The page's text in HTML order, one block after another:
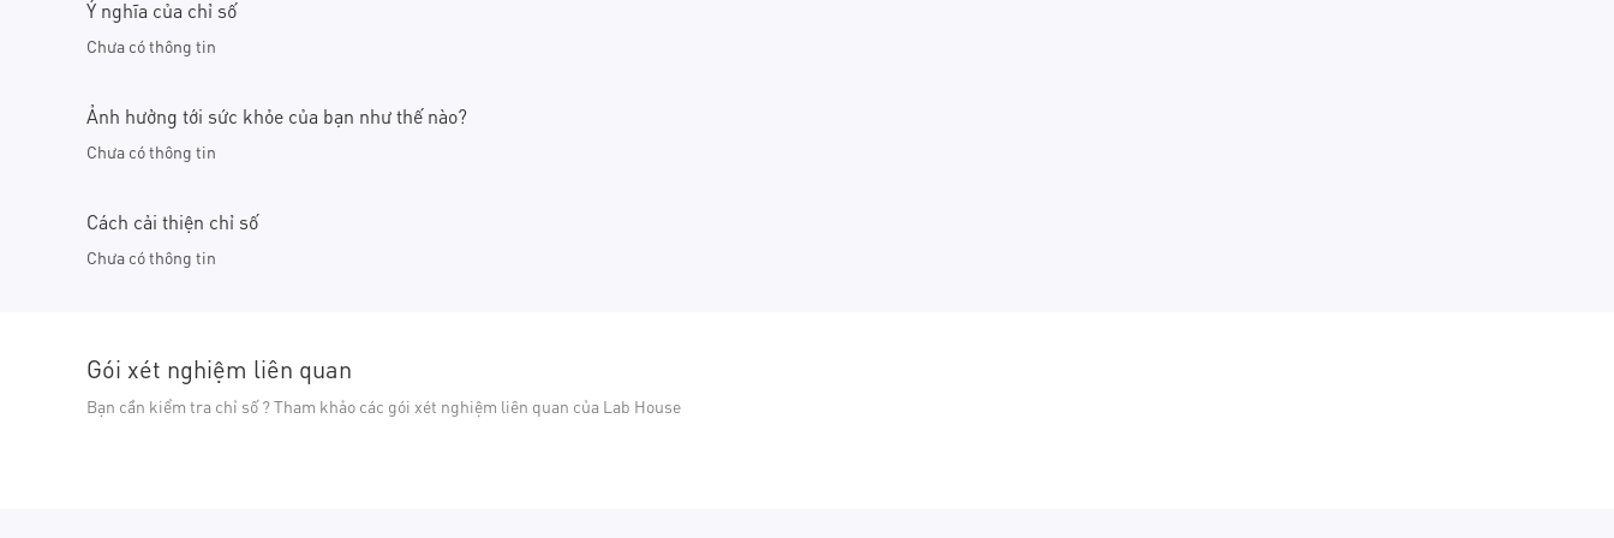
Ý nghĩa của chỉ số
Chưa có thông tin
Ảnh hưởng tới sức khỏe của bạn như thế nào?
Chưa có thông tin
Cách cải thiện chỉ số
Chưa có thông tin
Gói xét nghiệm liên quan
Bạn cần kiểm tra chỉ số ? Tham khảo các gói xét nghiệm liên quan của Lab House